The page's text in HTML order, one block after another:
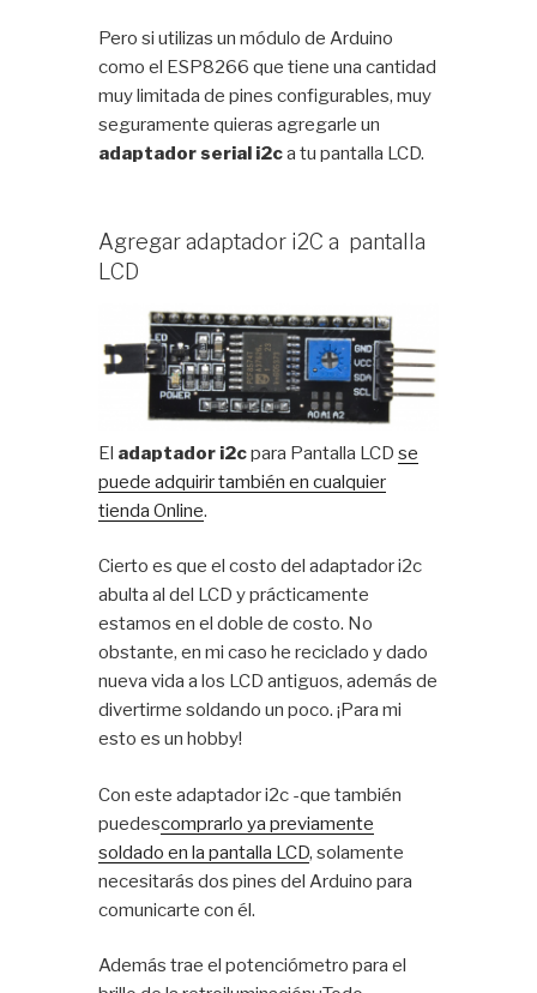
Pero si utilizas un módulo de Arduino
como el ESP8266 que tiene una cantidad
muy limitada de pines configurables, muy
seguramente quieras agregarle un
adaptador serial i2ca tu pantalla LCD.
Agregar adaptador i2C a pantalla
LCD
El adaptador i2cpara Pantalla LCDse
puede adquirir también en cualquier
tienda Online.
Cierto es que el costo del adaptador i2c
abulta al del LCD y prácticamente
estamos en el doble de costo. No
obstante, en mi caso he reciclado y dado
nueva vida a los LCD antiguos, además de
divertirme soldando un poco. ¡Para mi
esto es un hobby!
Con este adaptador i2c -que también
puedescomprarlo ya previamente
soldado en la pantalla LCD, solamente
necesitarás dos pines del Arduino para
comunicarte con él.
Además trae el potenciómetro para el